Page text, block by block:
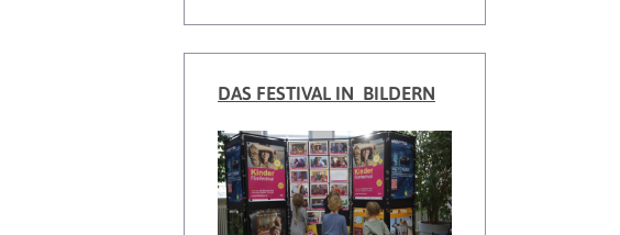
DAS FESTIVAL IN BILDERN